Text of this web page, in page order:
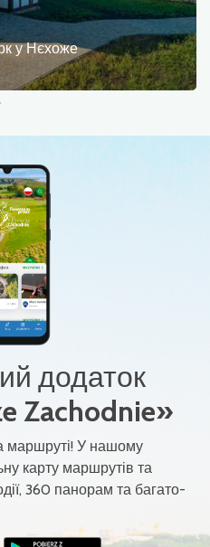
у Нєхоже
додаток
Zachodnie»
маршруті! У нашому
карту маршрутів та
360 панорам та багато-